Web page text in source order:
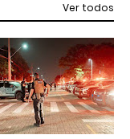
Ver todos